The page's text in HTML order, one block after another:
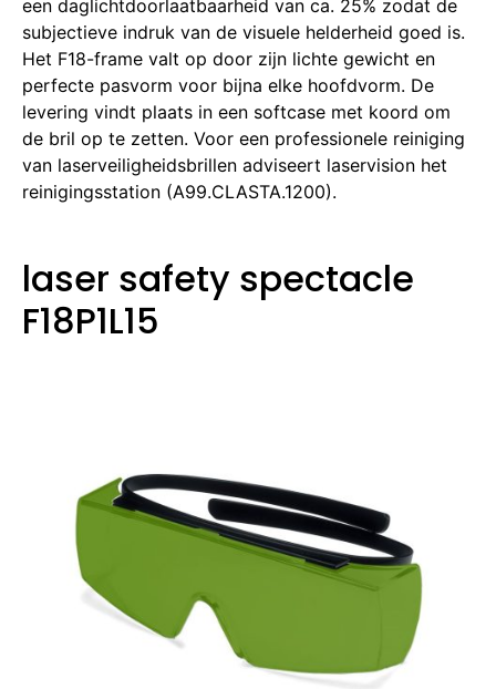
een daglichtdoorlaatbaarheid van ca. 25% zodat de
subjectieve indruk van de visuele helderheid goed is.
Het F18-frame valt op door zijn lichte gewicht en
perfecte pasvorm voor bijna elke hoofdvorm. De
levering vindt plaats in een softcase met koord om
de bril op te zetten. Voor een professionele reiniging
van laserveiligheidsbrillen adviseert laservision het
reinigingsstation (A99.CLASTA.1200).
laser safety spectacle
F18P1L15